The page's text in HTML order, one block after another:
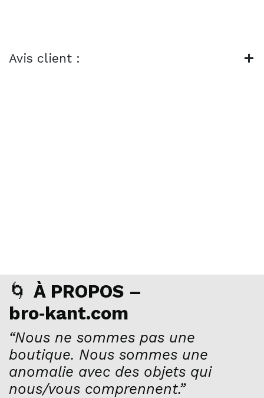
Avis client :
🌀 À PROPOS –
bro‑kant.com
“Nous ne sommes pas une
boutique. Nous sommes une
anomalie avec des objets qui
nous/vous comprennent.”